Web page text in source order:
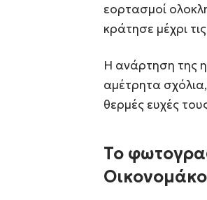
εορτασμοί
κράτησε μέχρι
Η ανάρτηση της
αμέτρητα
θερμές ευχές
Το